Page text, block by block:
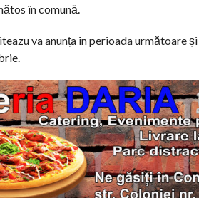
în comună.
va anunța în perioada următoare